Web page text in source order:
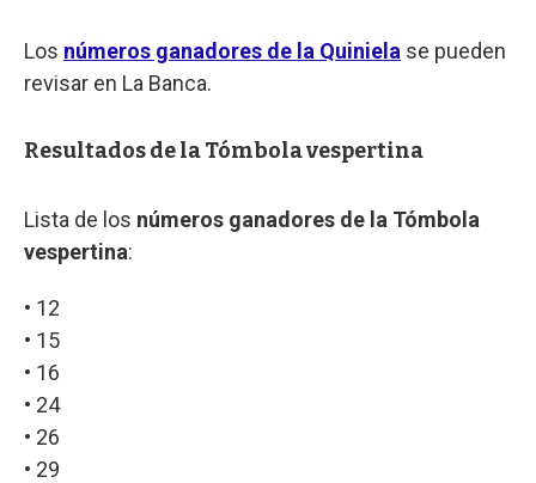
Los números ganadores de la Quiniela se pueden
revisar en La Banca.
Resultados de la Tómbola vespertina
Lista de los números ganadores de la Tómbola
vespertina:
• 12
• 15
• 16
• 24
• 26
• 29